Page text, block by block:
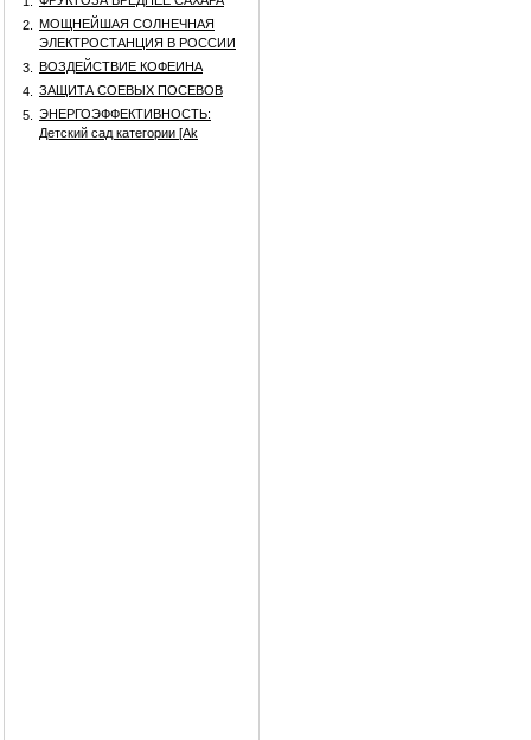
2.
МОЩНЕЙШАЯ СОЛНЕЧНАЯ
ЭЛЕКТРОСТАНЦИЯ В РОССИИ
3.
ВОЗДЕЙСТВИЕ КОФЕИНА
4.
ЗАЩИТА СОЕВЫХ ПОСЕВОВ
5.
ЭНЕРГОЭФФЕКТИВНОСТЬ:
Детский сад категории [Аk